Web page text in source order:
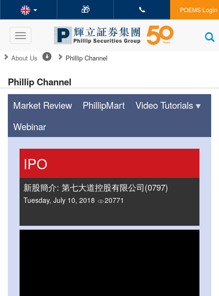
🎁 📞 POEMS Login
Toggle
navigation
About Us Phillip Channel
Phillip Channel
Market Review PhillipMart
Video Tutorials
Webinar
IPO
新股簡介: 第七大道控股有限公司(0797)
Tuesday, July 10, 2018 20771